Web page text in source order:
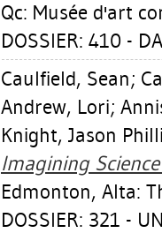
Qc: Musée d'art
DOSSIER: 410 -
Caulfield, Sean;
Andrew, Lori;
Knight, Jason
Imagining
Edmonton, Alta:
DOSSIER: 321 -